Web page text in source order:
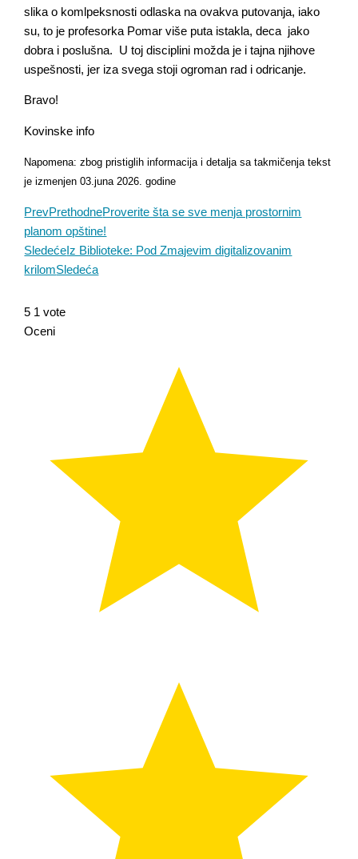
slika o komlpeksnosti odlaska na ovakva putovanja, iako
su, to je profesorka Pomar više puta istakla, deca jako
dobra i poslušna. U toj disciplini možda je i tajna njihove
uspešnosti, jer iza svega stoji ogroman rad i odricanje.
Bravo!
Kovinske info
Napomena: zbog pristiglih informacija i detalja sa takmičenja tekst
je izmenjen 03.juna 2026. godine
PrevPrethodneProverite šta se sve menja prostornim
planom opštine!
Sledeće Iz Biblioteke: Pod Zmajevim digitalizovanim
krilomSledeća
5 1 vote
Oceni